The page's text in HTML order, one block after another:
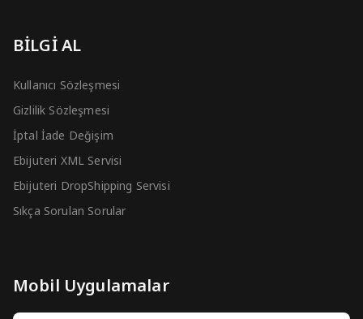
BİLGİ AL
Kullanıcı Sözleşmesi
Gizlilik Sözleşmesi
İptal İade Değişim
Ebijuteri XML Servisi
Ebijuteri DropShipping Servisi
Sıkça Sorulan Sorular
Mobil Uygulamalar